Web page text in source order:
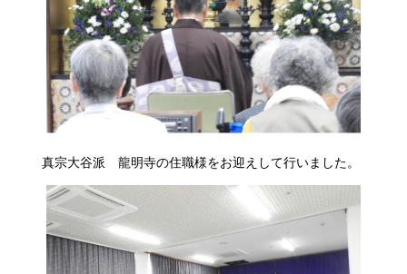
真宗大谷派 龍明寺の住職様をお迎えして行いました。